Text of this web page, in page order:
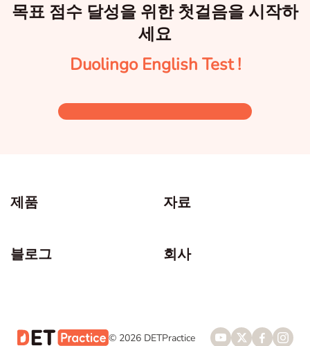
목표 점수 달성을 위한 첫걸음을 시작하
세요
Duolingo English Test !
제품 자료
블로그 회사
© 2026 DETPractice